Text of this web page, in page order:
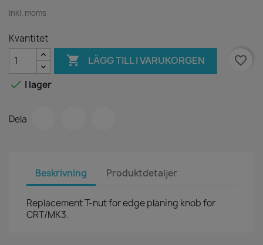
Inkl. moms
Kvantitet
 LÄGG TILL I VARUKORGEN
favorite_border
 I lager
Dela
Beskrivning Produktdetaljer
Replacement T-nut for edge planing knob for
CRT/MK3.